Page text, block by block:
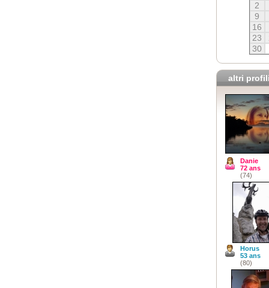
2
9
16
23
30
altri
Danie
72 ans
(74)
Horus
53 ans
(80)